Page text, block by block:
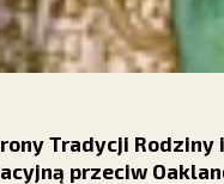
Tradycji Rodziny i
przeciw